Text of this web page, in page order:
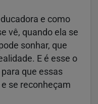
e como
vê, quando ela se
sonhar, que
E é esse o
que essas
se reconheçam